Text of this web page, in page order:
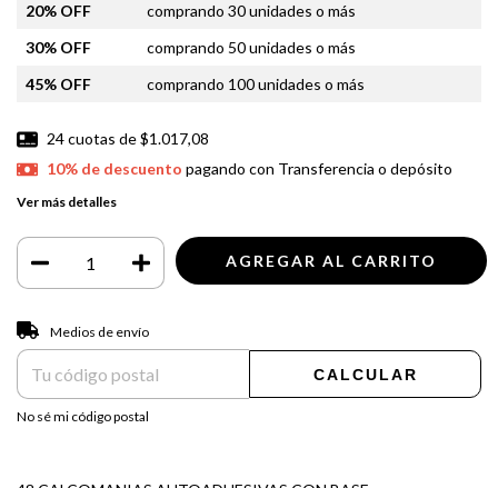
20% OFF
comprando 30 unidades o más
30% OFF
comprando 50 unidades o más
45% OFF
comprando 100 unidades o más
24cuotas de$1.017,08
10% de descuento pagando con Transferencia o depósito
Ver más detalles
Entregas para el CP:
Medios de envío
CALCULAR
No sé mi código postal